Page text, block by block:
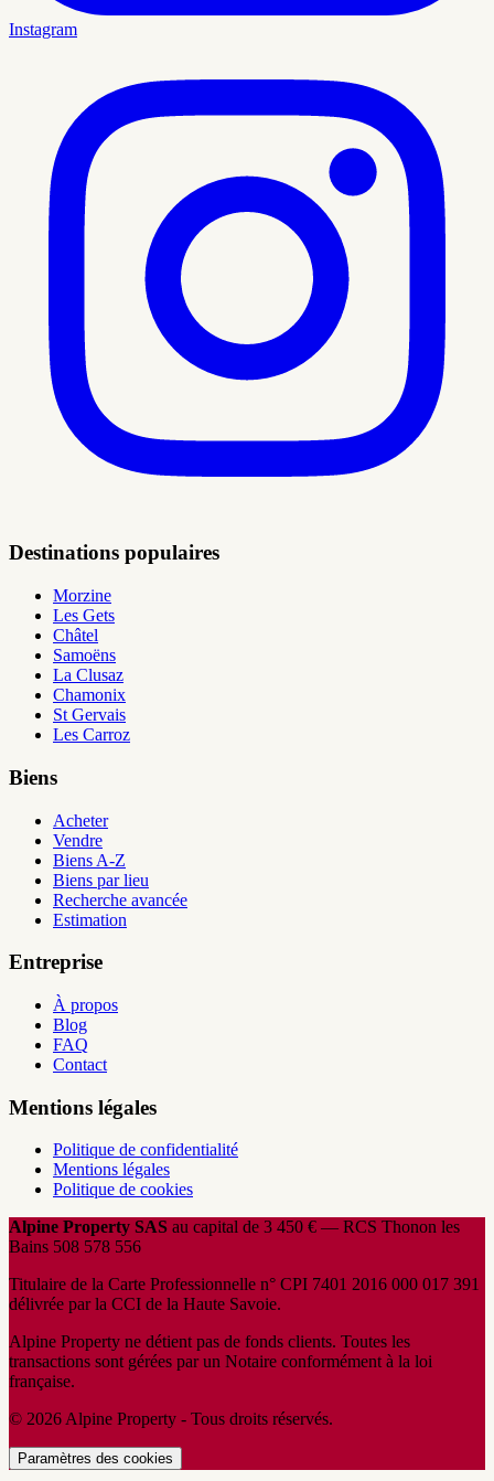
Instagram
Destinations populaires
Morzine
Les Gets
Châtel
Samoëns
La Clusaz
Chamonix
St Gervais
Les Carroz
Biens
Acheter
Vendre
Biens A-Z
Biens par lieu
Recherche avancée
Estimation
Entreprise
À propos
Blog
FAQ
Contact
Mentions légales
Politique de confidentialité
Mentions légales
Politique de cookies
Alpine Property SAS au capital de 3 450 € — RCS Thonon les
Bains 508 578 556
Titulaire de la Carte Professionnelle n° CPI 7401 2016 000 017 391
délivrée par la CCI de la Haute Savoie.
Alpine Property ne détient pas de fonds clients. Toutes les
transactions sont gérées par un Notaire conformément à la loi
française.
© 2026 Alpine Property - Tous droits réservés.
Paramètres des cookies